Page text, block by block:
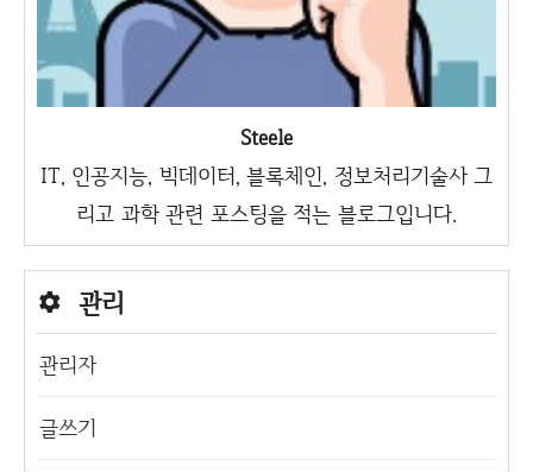
Steele
IT, 인공지능, 빅데이터, 블록체인, 정보처리기술사 그
리고 과학 관련 포스팅을 적는 블로그입니다.
관리
관리자
글쓰기